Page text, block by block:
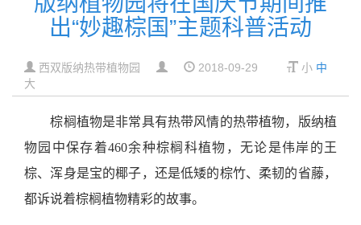
出“妙趣棕国”主题科普活动
西双版纳热带植物园 2018-09-29 小 中
大
棕榈植物是非常具有热带风情的热带植物， 版纳植
物园中保存着460余种棕榈科植物，无论是伟岸的王
棕、浑身是宝的椰子，还是低矮的棕竹、柔韧的省藤，
都诉说着棕榈植物精彩的故事。